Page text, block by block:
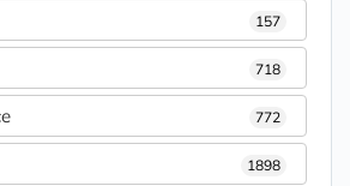
157
718
772
1898